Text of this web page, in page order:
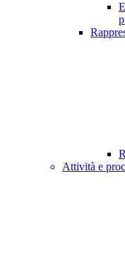
Attività e